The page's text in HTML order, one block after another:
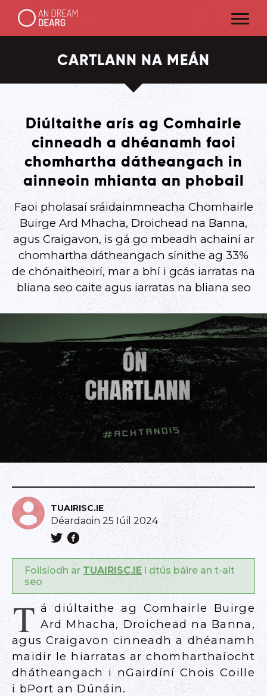
CARTLANN NA MEÁN
Diúltaithe arís ag Comhairle
cinneadh a dhéanamh faoi
chomhartha dátheangach in
ainneoin mhianta an phobail
Faoi pholasaí sráidainmneacha Chomhairle
Buirge Ard Mhacha, Droichead na Banna,
agus Craigavon, is gá go mbeadh achainí ar
chomhartha dátheangach sínithe ag 33%
de chónaitheoirí, mar a bhí i gcás iarratas na
bliana seo caite agus iarratas na bliana seo
TUAIRISC.IE
Déardaoin 25 Iúil 2024
Foilsíodh ar TUAIRISC.IE i dtús báire an t-alt
seo
T á diúltaithe ag Comhairle Buirge
Ard Mhacha, Droichead na Banna,
agus Craigavon cinneadh a dhéanamh
maidir le hiarratas ar chomharthaíocht
dhátheangach i nGairdíní Chois Coille
i bPort an Dúnáin.